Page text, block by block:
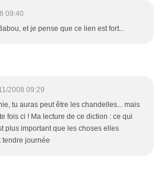
09:40
et je pense que ce lien est fort...
2008 09:29
tu auras peut être les chandelles... mais
fois ci ! Ma lecture de ce diction : ce qui
plus important que les choses elles
tendre journée